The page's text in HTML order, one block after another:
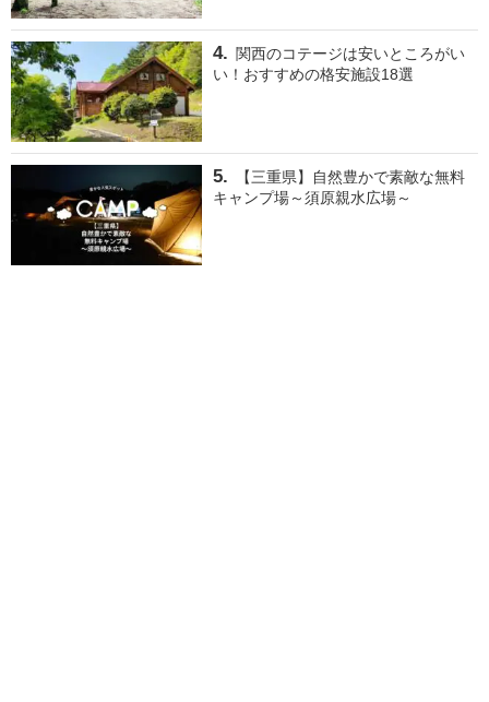
関西のコテージは安いところがい
い！おすすめの格安施設18選
【三重県】自然豊かで素敵な無料
キャンプ場～須原親水広場～